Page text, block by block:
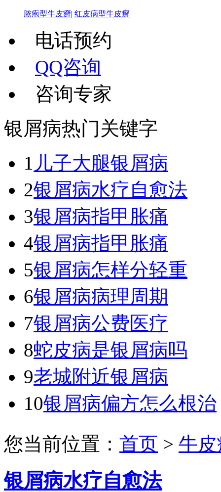
脓疱型牛皮癣| 红皮病型牛皮癣
电话预约
QQ咨询
咨询专家
银屑病热门关键字
1 儿子大腿银屑病
2银屑病水疗自愈法
3银屑病指甲胀痛
4银屑病指甲胀痛
5银屑病怎样分轻重
6银屑病病理周期
7银屑病公费医疗
8蛇皮病是银屑病吗
9老城附近银屑病
10银屑病偏方怎么根治
您当前位置： 首页 > 牛
银屑病水疗自愈法